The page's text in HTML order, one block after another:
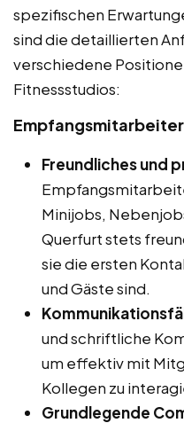
spezifischen
sind die detaillierten
verschiedene
Fitnessstudios:
Freundliches und
Minijobs,
Querfurt stets
sie die ersten
und Gäste sind.
und schriftliche
um effektiv mit
Kollegen zu
Grundlegende